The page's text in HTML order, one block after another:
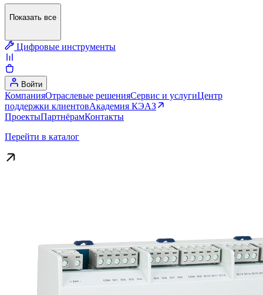
Показать все
Цифровые инструменты
Войти
КомпанияОтраслевые решенияСервис и услугиЦентр
поддержки клиентовАкадемия КЭАЗ
ПроектыПартнёрамКонтакты
Перейти в каталог